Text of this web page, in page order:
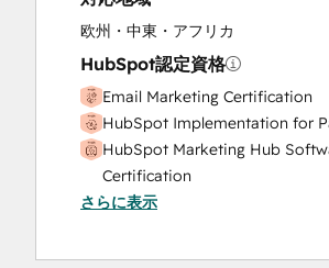
Website Development
Website Migration
欧州・中東・アフリカ
HubSpot認定資格
Email Marketing Certification
HubSpot Implementation for
HubSpot Marketing Hub
Certification
HubSpot Solutions Partner
さらに表示